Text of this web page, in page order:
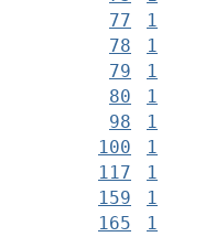
77
1
78
1
79
1
80
1
98
1
100
1
117
1
159
1
165
1